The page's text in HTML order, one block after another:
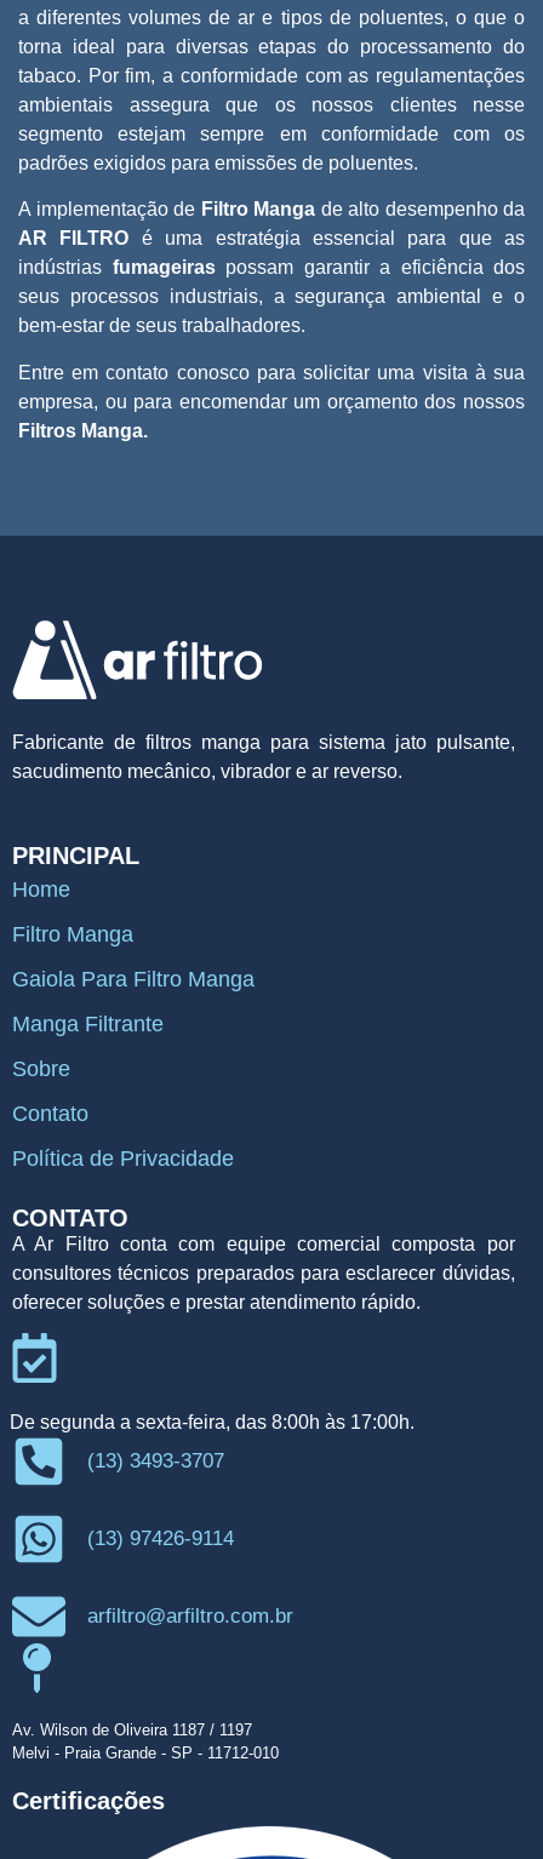
a diferentes volumes de ar e tipos de poluentes, o que o
torna ideal para diversas etapas do processamento do
tabaco. Por fim, a conformidade com as regulamentações
ambientais assegura que os nossos clientes nesse
segmento estejam sempre em conformidade com os
padrões exigidos para emissões de poluentes.
A implementação de Filtro Manga de alto desempenho da
AR FILTRO é uma estratégia essencial para que as
indústrias fumageiraspossam garantir a eficiência dos
seus processos industriais, a segurança ambiental e o
bem-estar de seus trabalhadores.
Entre em contato conosco para solicitar uma visita à sua
empresa, ou para encomendar um orçamento dos nossos
Filtros Manga.
Fabricante de filtros manga para sistema jato pulsante,
sacudimento mecânico, vibrador e ar reverso.
PRINCIPAL
Home
Filtro Manga
Gaiola Para Filtro Manga
Manga Filtrante
Sobre
Contato
Política de Privacidade
CONTATO
A Ar Filtro conta com equipe comercial composta por
consultores técnicos preparados para esclarecer dúvidas,
oferecer soluções e prestar atendimento rápido.
De segunda a sexta-feira, das 8:00h às 17:00h.
(13) 3493-3707
(13) 97426-9114
arfiltro@arfiltro.com.br
Av. Wilson de Oliveira 1187 / 1197
Melvi - Praia Grande - SP - 11712-010
Certificações